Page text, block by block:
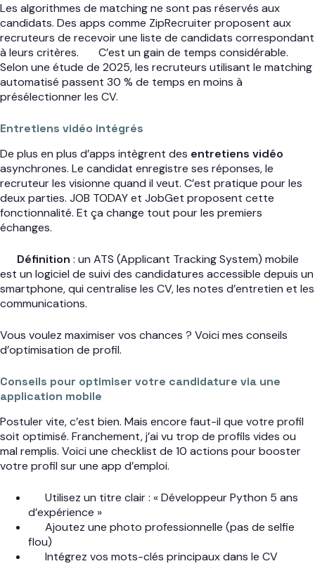
Les algorithmes de matching ne sont pas réservés aux
candidats. Des apps comme ZipRecruiter proposent aux
recruteurs de recevoir une liste de candidats correspondant
à leurs critères.
C’est un gain de temps considérable.
Selon une étude de 2025, les recruteurs utilisant le matching
automatisé passent 30 % de temps en moins à
présélectionner les CV.
Entretiens vidéo intégrés
De plus en plus d’apps intègrent des entretiens vidéo
asynchrones. Le candidat enregistre ses réponses, le
recruteur les visionne quand il veut. C’est pratique pour les
deux parties. JOB TODAY et JobGet proposent cette
fonctionnalité. Et ça change tout pour les premiers
échanges.
Définition : un ATS (Applicant Tracking System) mobile
est un logiciel de suivi des candidatures accessible depuis un
smartphone, qui centralise les CV, les notes d’entretien et les
communications.
Vous voulez maximiser vos chances ? Voici mes conseils
d’optimisation de profil.
Conseils pour optimiser votre candidature via une
application mobile
Postuler vite, c’est bien. Mais encore faut-il que votre profil
soit optimisé. Franchement, j’ai vu trop de profils vides ou
mal remplis. Voici une checklist de 10 actions pour booster
votre profil sur une app d’emploi.
Utilisez un titre clair : « Développeur Python 5 ans
d’expérience »
Ajoutez une photo professionnelle (pas de selfie
flou)
Intégrez vos mots-clés principaux dans le CV